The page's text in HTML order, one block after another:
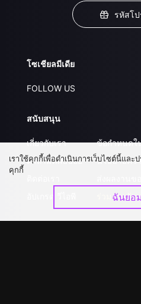
รหัสโ
โซเชียลมีเดีย
FOLLOW US
สนับสนุน
เกี่ยวกับเรา
คำถามที่พบบ่อย
ข้อกำหนดใ
นโยบายคว
ร่วมงานกับ
เราใช้คุกกี้เพื่อดำเนินการเว็บไซต์นี้และ
คุกกี้
ฉันยอ